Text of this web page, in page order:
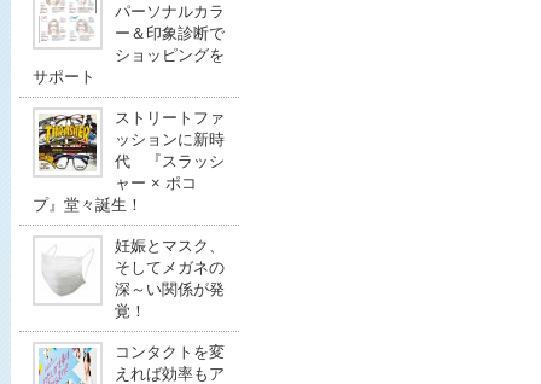
パーソナルカラ
ー＆印象診断で
ショッピングを
サポート
ストリートファ
ッションに新時
代 『スラッシ
ャー × ポコ
プ』堂々誕生！
妊娠とマスク、
そしてメガネの
深～い関係が発
覚！
コンタクトを変
えれば効率もア